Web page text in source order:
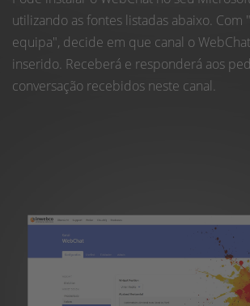
utilizando as fontes listadas abaixo. Com
equipa", decide em que canal o
inserido. Receberá e responderá aos
conversação recebidos neste canal.